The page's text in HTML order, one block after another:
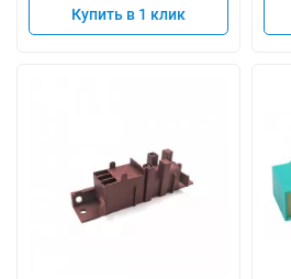
Купить в 1 клик